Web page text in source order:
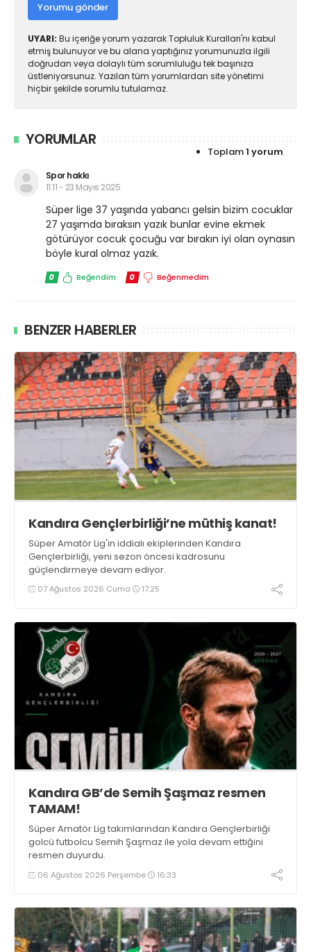
Yorumu gönder
UYARI: Bu içeriğe yorum yazarak Topluluk Kuralları'nı kabul
etmiş bulunuyor ve bu alana yaptığınız yorumunuzla ilgili
doğrudan veya dolaylı tüm sorumluluğu tek başınıza
üstleniyorsunuz. Yazılan tüm yorumlardan site yönetimi
hiçbir şekilde sorumlu tutulamaz.
YORUMLAR
Toplam1 yorum
Spor hakkı
11:11 - 23 Mayıs 2025
Süper lige 37 yaşında yabancı gelsin bizim cocuklar
27 yaşımda bıraksın yazık bunlar evine ekmek
götürüyor cocuk çocuğu var bırakın iyi olan oynasın
böyle kural olmaz yazık.
0 Beğendim 0 Beğenmedim
BENZER HABERLER
Kandıra Gençlerbirliği’ne müthiş kanat!
Süper Amatör Lig'in iddialı ekiplerinden Kandıra
Gençlerbirliği, yeni sezon öncesi kadrosunu
güçlendirmeye devam ediyor.
07 Ağustos 2026 Cuma 17:25
Kandıra GB’de Semih Şaşmaz resmen
TAMAM!
Süper Amatör Lig takımlarından Kandıra Gençlerbirliği
golcü futbolcu Semih Şaşmaz ile yola devam ettiğini
resmen duyurdu.
06 Ağustos 2026 Perşembe 16:33